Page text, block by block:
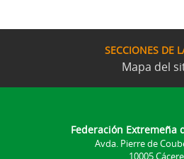
SECCIONES DE
Mapa del
Federación Extremeña
Avda. Pierre de
10005